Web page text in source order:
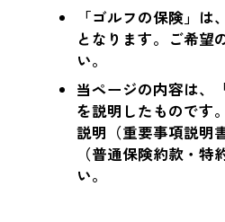
「ゴルフの保険」
となります。ご希望
い。
当ページの内容は、
を説明したものです
説明（重要事項説明
（普通保険約款・
い。